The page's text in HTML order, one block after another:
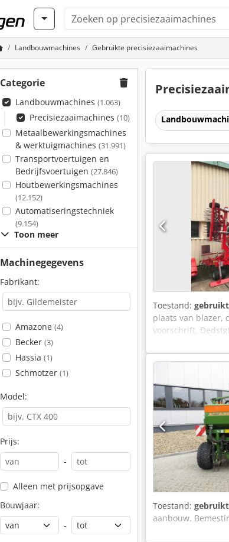
Landbouwmachines Gebruikte precisiezaaimachines
Categorie
Landbouwmachines (1.063)
Precisiezaaimachines (10)
Metaalbewerkingsmachines
& werktuigmachines (31.991)
Transportvoertuigen en
Bedrijfsvoertuigen (27.846)
Houtbewerkingsmachines
(12.152)
Automatiseringstechniek
(9.154)
Toon meer
Machinegegevens
Fabrikant:
Amazone (4)
Becker (3)
Hassia (1)
Schmotzer (1)
Model:
Prijs:
-
Alleen met prijsopgave
Bouwjaar:
-
Toestand: gebruikt
plaats van blazer,
voorschrift.
Toestand: gebruikt
aanbouw.